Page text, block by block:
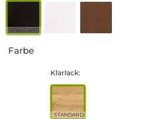
STANDARD
Farbe
Klarlack:
STANDARD